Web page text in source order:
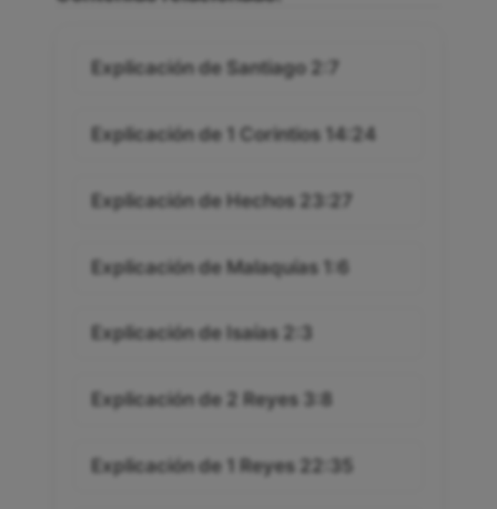
Explicación de Santiago 2:7
Explicación de 1 Corintios 14:24
Explicación de Hechos 23:27
Explicación de Malaquías 1:6
Explicación de Isaías 2:3
Explicación de 2 Reyes 3:8
Explicación de 1 Reyes 22:35